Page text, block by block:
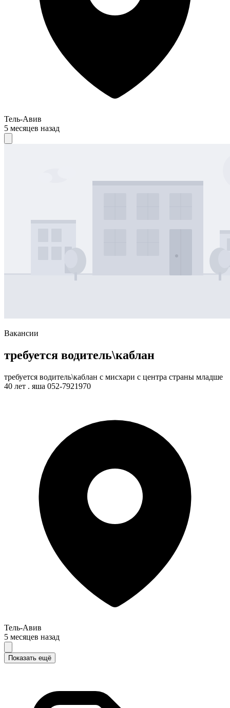
Тель-Авив
5 месяцев назад
Вакансии
требуется водитель\каблан
требуется водитель\каблан с мисхари с центра страны младше
40 лет . яша 052-7921970
Тель-Авив
5 месяцев назад
Показать ещё